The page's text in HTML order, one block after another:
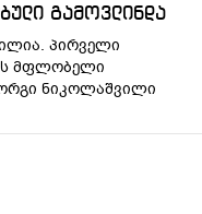
გამოვლინდა
პირველი
მფლობელი
ნიკოლაშვილი